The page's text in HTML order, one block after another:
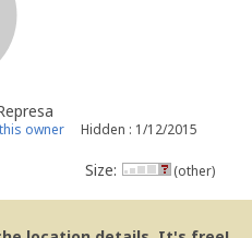
o estado da sua geocache. Se
por um longo período de
recipiente por favor recolha-
caso de falta de manutenção a
falta de manutenção.
owner Hidden : 1/12/2015
Size: (other)